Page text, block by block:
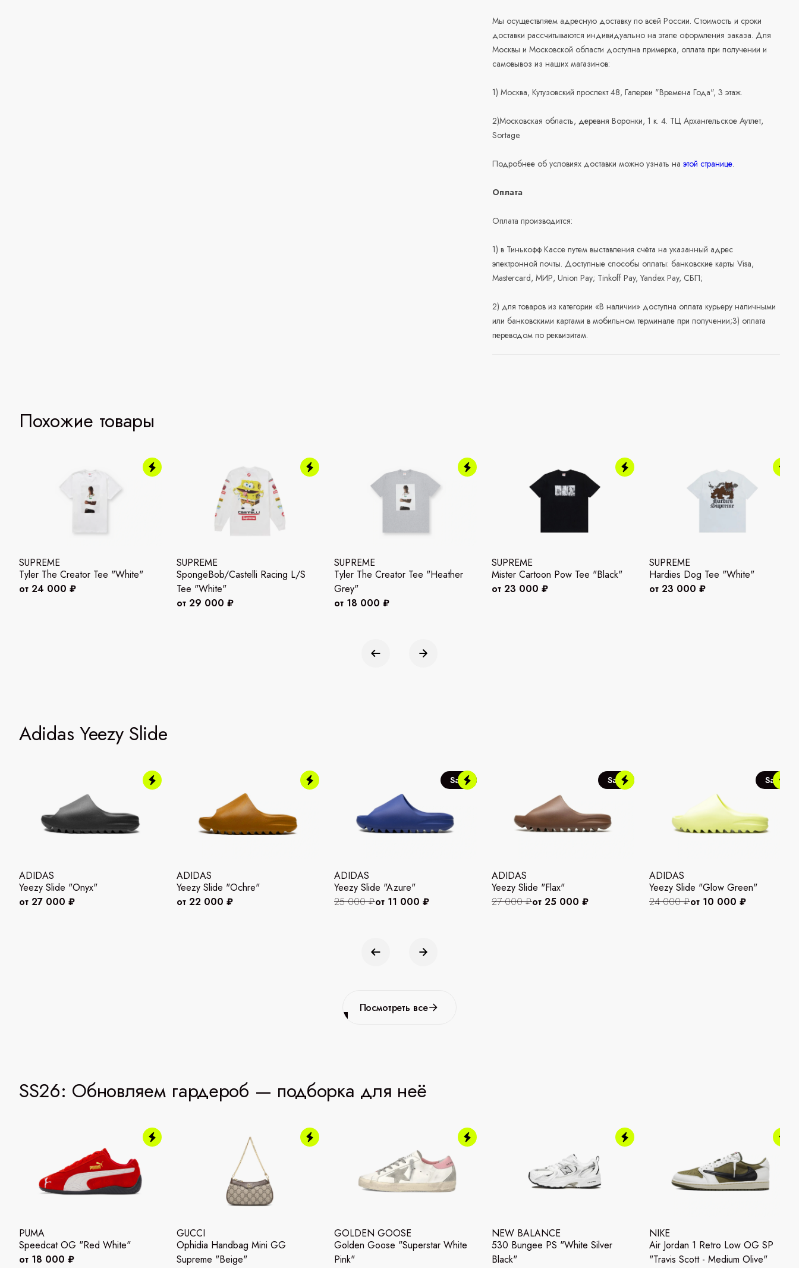
Мы осуществляем адресную доставку по всей России. Стоимость и сроки
доставки рассчитываются индивидуально на этапе оформления заказа. Для
Москвы и Московской области доступна примерка, оплата при получении и
самовывоз из наших магазинов:
1) Москва, Кутузовский проспект 48, Галереи "Времена Года", 3 этаж.
2)Московская область, деревня Воронки, 1 к. 4. ТЦ Архангельское Аутлет,
Sortage.
Подробнее об условиях доставки можно узнать наэтой странице.
Оплата
Оплата производится:
1) в Тинькофф Кассе путем выставления счёта на указанный адрес
электронной почты. Доступные способы оплаты: банковские карты Visa,
Mastercard, МИР, Union Pay; Tinkoff Pay, Yandex Pay, СБП;
2) для товаров из категории «В наличии» доступна оплата курьеру наличными
или банковскими картами в мобильном терминале при получении;3) оплата
переводом по реквизитам.
Похожие товары
SUPREME
Tyler The Creator Tee "White"
от 24 000 ₽
SUPREME
SpongeBob/Castelli Racing L/S
Tee "White"
от 29 000 ₽
SUPREME
Tyler The Creator Tee "Heather
Grey"
от 18 000 ₽
SUPREME
Mister Cartoon Pow Tee "Black"
от 23 000 ₽
SUPREME
Hardies Dog Tee "White"
от 23 000 ₽
Adidas Yeezy Slide
ADIDAS
Yeezy Slide "Onyx"
от 27 000 ₽
ADIDAS
Yeezy Slide "Ochre"
от 22 000 ₽
Sale
ADIDAS
Yeezy Slide "Azure"
25 000 ₽от 11 000 ₽
Sale
ADIDAS
Yeezy Slide "Flax"
27 000 ₽от 25 000 ₽
Sale
ADIDAS
Yeezy Slide "Glow Green"
24 000 ₽от 10 000 ₽
Посмотреть все
SS26: Обновляем гардероб — подборка для неё
PUMA
Speedcat OG "Red White"
от 18 000 ₽
GUCCI
Ophidia Handbag Mini GG
Supreme "Beige"
GOLDEN GOOSE
Golden Goose "Superstar White
Pink"
NEW BALANCE
530 Bungee PS "White Silver
Black"
NIKE
Air Jordan 1 Retro Low OG SP
"Travis Scott - Medium Olive"